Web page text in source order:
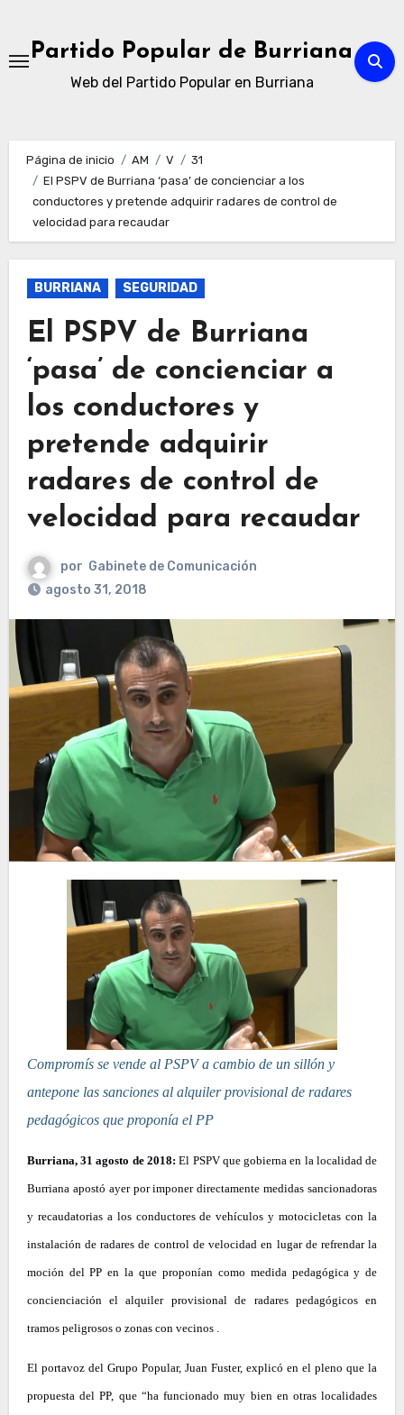
contenidoPartido Popular de Burriana
Web del Partido Popular en Burriana
Página de inicio AM V
31
El PSPV de Burriana ‘pasa’ de concienciar a los
conductores y pretende adquirir radares de control de
velocidad para recaudar
BURRIANA SEGURIDAD
El PSPV de Burriana
‘pasa’ de concienciar a
los conductores y
pretende adquirir
radares de control de
velocidad para recaudar
por Gabinete de Comunicación
agosto 31, 2018
Compromís se vende al PSPV a cambio de un sillón y
antepone las sanciones al alquiler provisional de radares
pedagógicos que proponía el PP
Burriana, 31 agosto de 2018:El PSPV que gobierna en la localidad de
Burriana apostó ayer por imponer directamente medidas sancionadoras
y recaudatorias a los conductores de vehículos y motocicletas con la
instalación de radares de control de velocidad en lugar de refrendar la
moción del PP en la que proponían como medida pedagógica y de
concienciación el alquiler provisional de radares pedagógicos en
tramos peligrosos o zonas con vecinos .
El portavoz del Grupo Popular, Juan Fuster, explicó en el pleno que la
propuesta del PP, que “ha funcionado muy bien en otras localidades